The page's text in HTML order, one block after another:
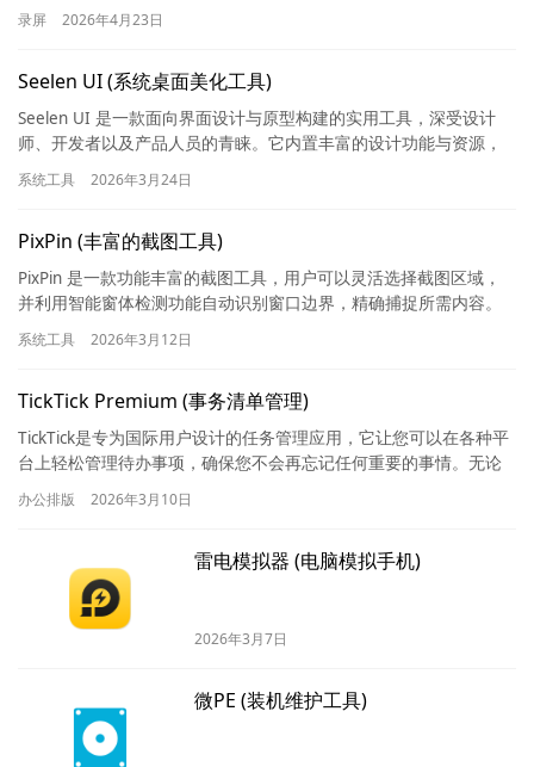
且稳定性更强。它内置了多种常用插件，支持窗口…
录屏 2026年4月23日
Seelen UI (系统桌面美化工具)
Seelen UI 是一款面向界面设计与原型构建的实用工具，深受设计
师、开发者以及产品人员的青睐。它内置丰富的设计功能与资源，
能够帮助用户高效地完成界面原型的搭建与验证。该工具兼容…
系统工具 2026年3月24日
PixPin (丰富的截图工具)
PixPin 是一款功能丰富的截图工具，用户可以灵活选择截图区域，
并利用智能窗体检测功能自动识别窗口边界，精确捕捉所需内容。
它还支持长截图，用户可以进行竖向或横向截取，超越屏幕尺寸…
系统工具 2026年3月12日
TickTick Premium (事务清单管理)
TickTick是专为国际用户设计的任务管理应用，它让您可以在各种平
台上轻松管理待办事项，确保您不会再忘记任何重要的事情。无论
是记录日常琐事还是安排重要任务，TickTick都能帮…
办公排版 2026年3月10日
雷电模拟器 (电脑模拟手机)
2026年3月7日
微PE (装机维护工具)